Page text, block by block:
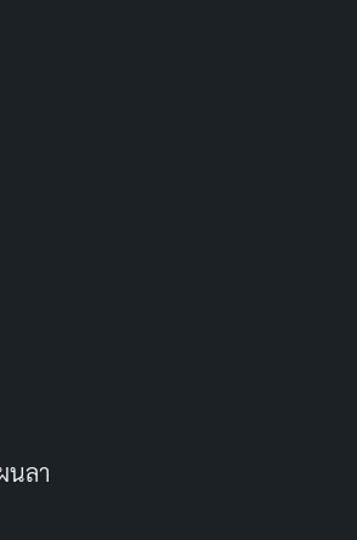
Paradise คือตัวละครที่มีความซับ
ค่ตัวละครแบบขาวดำธรรมดา แต่ละ
ใจของตัวเอง ซึ่งทำให้เราเข้าใจและ
ยในของพวกเขา
นลา